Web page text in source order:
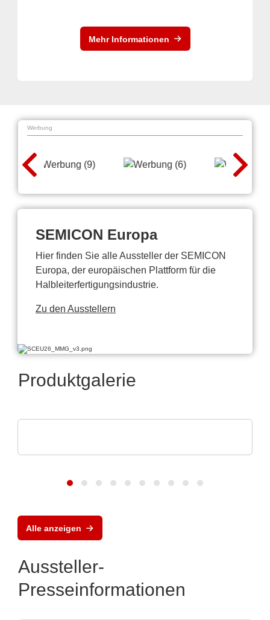
Mehr Informationen
Werbung
SEMICON Europa
Hier finden Sie alle Aussteller der SEMICON
Europa, der europäischen Plattform für die
Halbleiterfertigungsindustrie.
Zu den Ausstellern
Produktgalerie
Alle anzeigen
Aussteller-
Presseinformationen